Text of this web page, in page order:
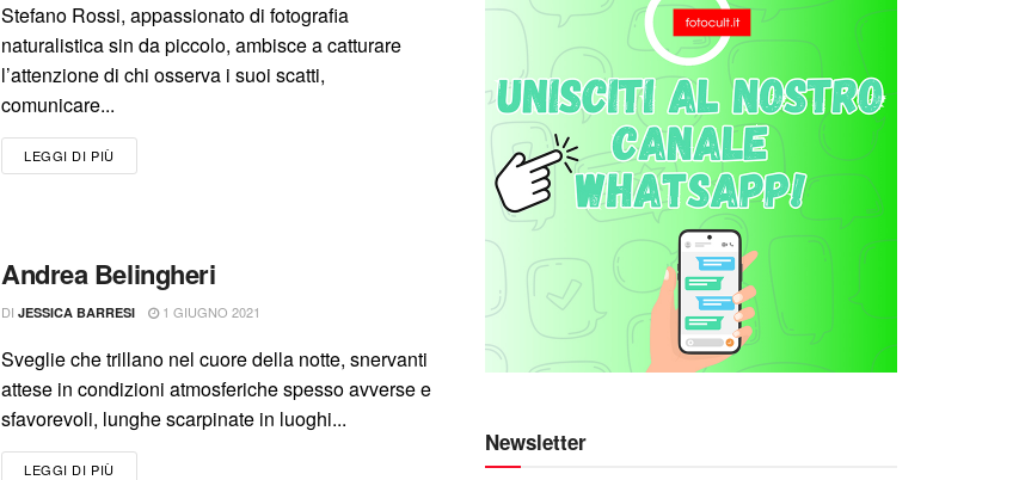
Stefano Rossi, appassionato di fotografia
naturalistica sin da piccolo, ambisce a catturare
l’attenzione di chi osserva i suoi scatti,
comunicare...
LEGGI DI PIÙ
Andrea Belingheri
DI JESSICA BARRESI 1 GIUGNO 2021
Sveglie che trillano nel cuore della notte, snervanti
attese in condizioni atmosferiche spesso avverse e
sfavorevoli, lunghe scarpinate in luoghi...
LEGGI DI PIÙ
Newsletter